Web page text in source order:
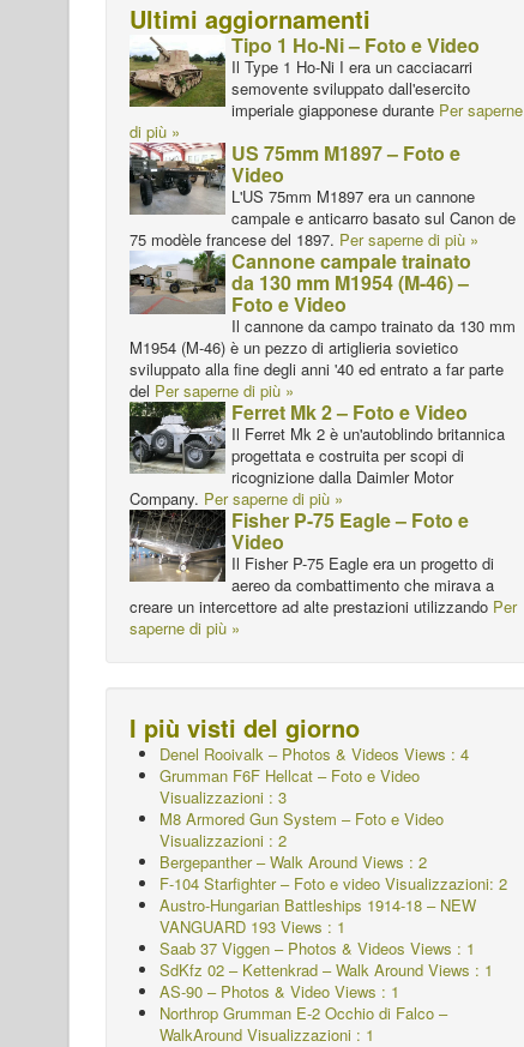
Ultimi aggiornamenti
Tipo 1 Ho-Ni – Foto e Video
Il Type 1 Ho-Ni I era un cacciacarri
semovente sviluppato dall'esercito
imperiale giapponese durante Per saperne
di più »
US 75mm M1897 – Foto e
Video
L'US 75mm M1897 era un cannone
campale e anticarro basato sul Canon de
75 modèle francese del 1897. Per saperne di più »
Cannone campale trainato
da 130 mm M1954 (M-46) –
Foto e Video
Il cannone da campo trainato da 130 mm
M1954 (M-46) è un pezzo di artiglieria sovietico
sviluppato alla fine degli anni '40 ed entrato a far parte
del Per saperne di più »
Ferret Mk 2 – Foto e Video
Il Ferret Mk 2 è un'autoblindo britannica
progettata e costruita per scopi di
ricognizione dalla Daimler Motor
Company. Per saperne di più »
Fisher P-75 Eagle – Foto e
Video
Il Fisher P-75 Eagle era un progetto di
aereo da combattimento che mirava a
creare un intercettore ad alte prestazioni utilizzando Per
saperne di più »
I più visti del giorno
Denel Rooivalk – Photos & Videos Views : 4
Grumman F6F Hellcat – Foto e Video
Visualizzazioni : 3
M8 Armored Gun System – Foto e Video
Visualizzazioni : 2
Bergepanther – Walk Around Views : 2
F-104 Starfighter – Foto e video Visualizzazioni: 2
Austro-Hungarian Battleships 1914-18 – NEW
VANGUARD 193 Views : 1
Saab 37 Viggen – Photos & Videos Views : 1
SdKfz 02 – Kettenkrad – Walk Around Views : 1
AS-90 – Photos & Video Views : 1
Northrop Grumman E-2 Occhio di Falco –
WalkAround Visualizzazioni : 1